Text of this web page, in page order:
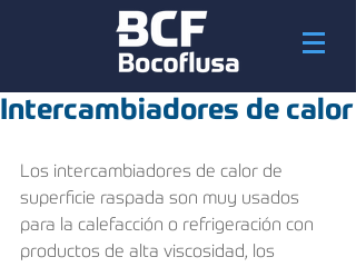
Intercambiadores de calor
Los intercambiadores de calor de
superficie raspada son muy usados
para la calefacción o refrigeración con
productos de alta viscosidad, los